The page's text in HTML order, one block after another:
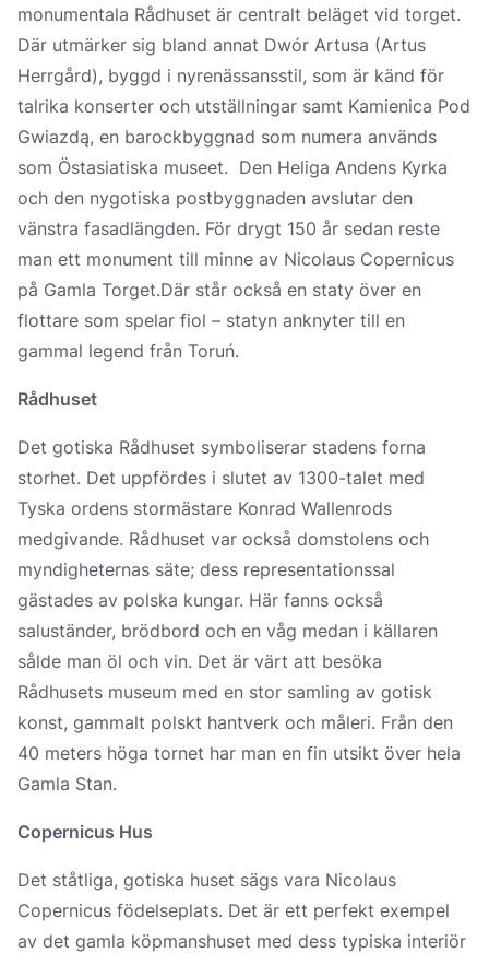
monumentala Rådhuset är centralt beläget vid torget.
Där utmärker sig bland annat Dwór Artusa (Artus
Herrgård), byggd i nyrenässansstil, som är känd för
talrika konserter och utställningar samt Kamienica Pod
Gwiazdą, en barockbyggnad som numera används
som Östasiatiska museet. Den Heliga Andens Kyrka
och den nygotiska postbyggnaden avslutar den
vänstra fasadlängden. För drygt 150 år sedan reste
man ett monument till minne av Nicolaus Copernicus
på Gamla Torget.Där står också en staty över en
flottare som spelar fiol – statyn anknyter till en
gammal legend från Toruń.
Rådhuset
Det gotiska Rådhuset symboliserar stadens forna
storhet. Det uppfördes i slutet av 1300-talet med
Tyska ordens stormästare Konrad Wallenrods
medgivande. Rådhuset var också domstolens och
myndigheternas säte; dess representationssal
gästades av polska kungar. Här fanns också
saluständer, brödbord och en våg medan i källaren
sålde man öl och vin. Det är värt att besöka
Rådhusets museum med en stor samling av gotisk
konst, gammalt polskt hantverk och måleri. Från den
40 meters höga tornet har man en fin utsikt över hela
Gamla Stan.
Copernicus Hus
Det ståtliga, gotiska huset sägs vara Nicolaus
Copernicus födelseplats. Det är ett perfekt exempel
av det gamla köpmanshuset med dess typiska interiör